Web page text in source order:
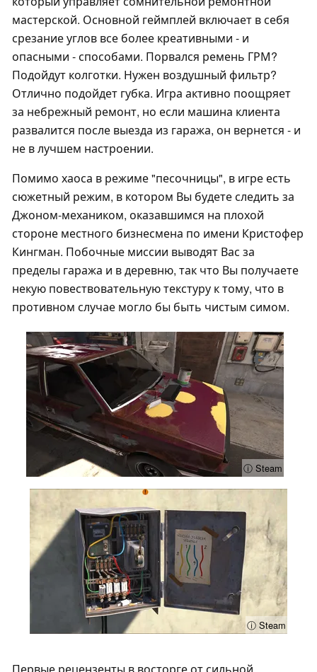
мастерской. Основной геймплей включает в себя
срезание углов все более креативными - и
опасными - способами. Порвался ремень ГРМ?
Подойдут колготки. Нужен воздушный фильтр?
Отлично подойдет губка. Игра активно поощряет
за небрежный ремонт, но если машина клиента
развалится после выезда из гаража, он вернется - и
не в лучшем настроении.
Помимо хаоса в режиме "песочницы", в игре есть
сюжетный режим, в котором Вы будете следить за
Джоном-механиком, оказавшимся на плохой
стороне местного бизнесмена по имени Кристофер
Кингман. Побочные миссии выводят Вас за
пределы гаража и в деревню, так что Вы получаете
некую повествовательную текстуру к тому, что в
противном случае могло бы быть чистым симом.
ⓘ Steam
ⓘ Steam